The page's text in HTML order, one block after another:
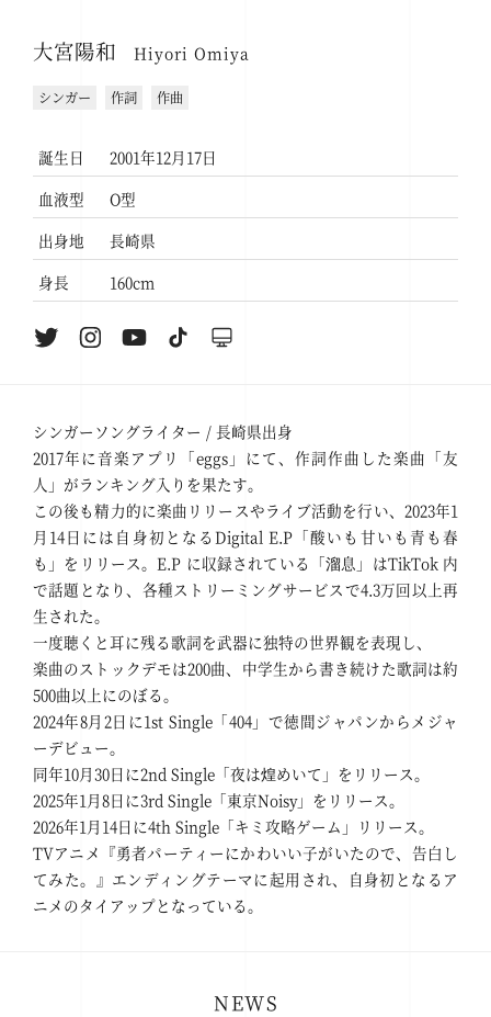
大宮陽和 Hiyori Omiya
シンガー 作詞 作曲
誕生日
2001年12月17日
血液型
O型
出身地
長崎県
身長
160cm
シンガーソングライター / 長崎県出身
2017年に音楽アプリ「eggs」にて、作詞作曲した楽曲「友
人」がランキング入りを果たす。
この後も精力的に楽曲リリースやライブ活動を行い、2023年1
月14日には自身初となるDigital E.P「酸いも甘いも青も春
も」をリリース。E.P に収録されている「溜息」はTikTok 内
で話題となり、各種ストリーミングサービスで4.3万回以上再
生された。
一度聴くと耳に残る歌詞を武器に独特の世界観を表現し、
楽曲のストックデモは200曲、中学生から書き続けた歌詞は約
500曲以上にのぼる。
2024年8月2日に1st Single「404」で徳間ジャパンからメジャ
ーデビュー。
同年10月30日に2nd Single「夜は煌めいて」をリリース。
2025年1月8日に3rd Single「東京Noisy」をリリース。
2026年1月14日に4th Single「キミ攻略ゲーム」リリース。
TVアニメ『勇者パーティーにかわいい子がいたので、告白し
てみた。』エンディングテーマに起用され、自身初となるア
ニメのタイアップとなっている。
NEWS